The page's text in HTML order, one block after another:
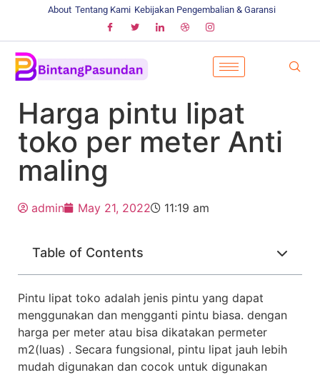
About Tentang Kami Kebijakan Pengembalian & Garansi
Harga pintu lipat
toko per meter Anti
maling
admin May 21, 2022 11:19 am
Table of Contents
Pintu lipat toko adalah jenis pintu yang dapat
menggunakan dan mengganti pintu biasa. dengan
harga per meter atau bisa dikatakan permeter
m2(luas) . Secara fungsional, pintu lipat jauh lebih
mudah digunakan dan cocok untuk digunakan